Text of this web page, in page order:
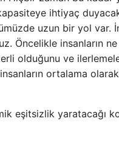
ihtiyaç
uzun bir yol var.
Öncelikle insanların
olduğunu ve
ortalama
eşitsizlik yaratacağı